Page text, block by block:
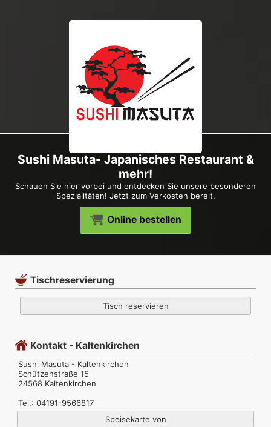
Sushi Masuta- Japanisches Restaurant &
mehr!
Schauen Sie hier vorbei und entdecken Sie unsere besonderen
Spezialitäten! Jetzt zum Verkosten bereit.
Online bestellen
Tischreservierung
Tisch reservieren
Kontakt - Kaltenkirchen
Sushi Masuta - Kaltenkirchen
Schützenstraße 15
24568 Kaltenkirchen
Tel.: 04191-9566817
Speisekarte von